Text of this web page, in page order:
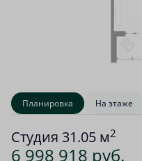
Планировка На этаже
Студия 31.05 м2
6 998 918 руб.